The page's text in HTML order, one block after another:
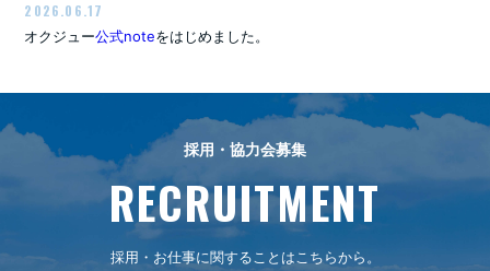
2026.06.17
オクジュー公式noteをはじめました。
採用・協力会募集
RECRUITMENT
採用・お仕事に関することはこちらから。